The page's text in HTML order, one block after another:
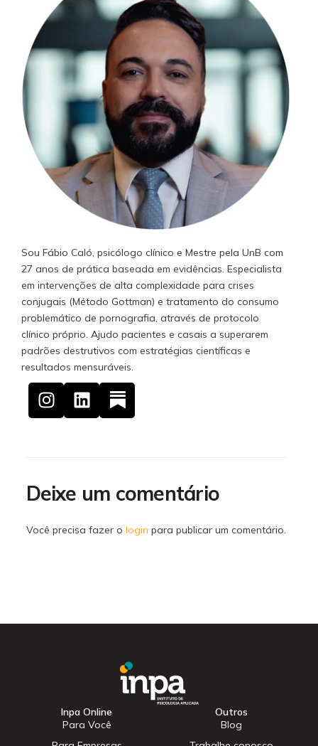
Sou Fábio Caló, psicólogo clínico e Mestre pela UnB com
27 anos de prática baseada em evidências. Especialista
em intervenções de alta complexidade para crises
conjugais (Método Gottman) e tratamento do consumo
problemático de pornografia, através de protocolo
clínico próprio. Ajudo pacientes e casais a superarem
padrões destrutivos com estratégias científicas e
resultados mensuráveis.
Deixe um comentário
Você precisa fazer o login para publicar um comentário.
Inpa Online
Para Você
Outros
Blog